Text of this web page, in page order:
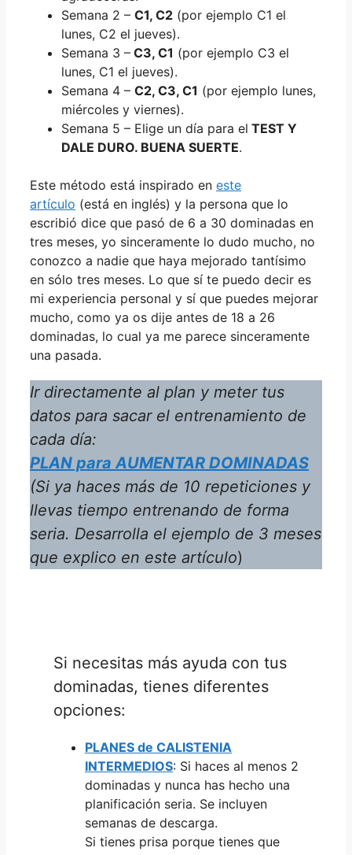
Semana 2 – C1, C2 (por ejemplo C1 el
lunes, C2 el jueves).
Semana 3 – C3, C1 (por ejemplo C3 el
lunes, C1 el jueves).
Semana 4 – C2, C3, C1 (por ejemplo lunes,
miércoles y viernes).
Semana 5 – Elige un día para el TEST Y
DALE DURO. BUENA SUERTE.
Este método está inspirado en este
artículo (está en inglés) y la persona que lo
escribió dice que pasó de 6 a 30 dominadas en
tres meses, yo sinceramente lo dudo mucho, no
conozco a nadie que haya mejorado tantísimo
en sólo tres meses. Lo que sí te puedo decir es
mi experiencia personal y sí que puedes mejorar
mucho, como ya os dije antes de 18 a 26
dominadas, lo cual ya me parece sinceramente
una pasada.
Ir directamente al plan y meter tus
datos para sacar el entrenamiento de
cada día:
PLAN para AUMENTAR DOMINADAS
(Si ya haces más de 10 repeticiones y
llevas tiempo entrenando de forma
seria. Desarrolla el ejemplo de 3 meses
que explico en este artículo)
Si necesitas más ayuda con tus
dominadas, tienes diferentes
opciones:
PLANES de CALISTENIA
INTERMEDIOS: Si haces al menos 2
dominadas y nunca has hecho una
planificación seria. Se incluyen
semanas de descarga.
Si tienes prisa porque tienes que